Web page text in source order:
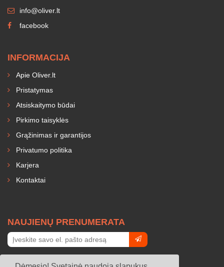
info@oliver.lt
facebook
INFORMACIJA
Apie Oliver.lt
Pristatymas
Atsiskaitymo būdai
Pirkimo taisyklės
Grąžinimas ir garantijos
Privatumo politika
Karjera
Kontaktai
NAUJIENŲ PRENUMERATA